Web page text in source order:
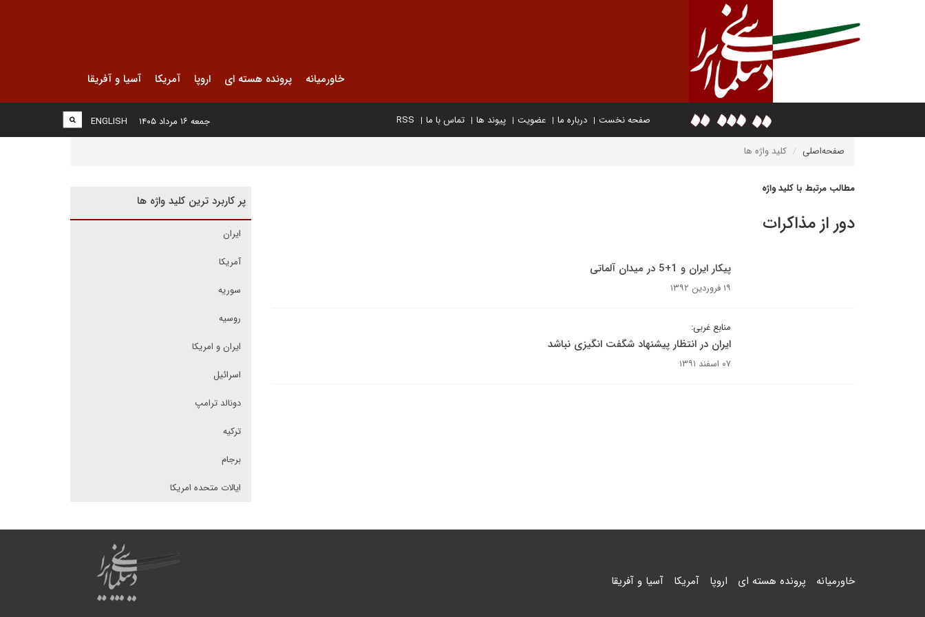
خاورمیانه پرونده هسته ای اروپا آمریکا آسیا و آفریقا
صفحه نخست درباره ما عضویت پیوند ها تماس با ما RSS
ENGLISH جمعه ۱۶ مرداد ۱۴۰۵
صفحه‌اصلی کلید واژه ها
مطالب مرتبط با کلید واژه
دور از مذاکرات
پیکار ایران و 1+5 در میدان آلماتی
۱۹ فروردین ۱۳۹۲
منابع غربی:
ایران در انتظار پیشنهاد شگفت انگیزی نباشد
۰۷ اسفند ۱۳۹۱
پر کاربرد ترین کلید واژه ها
ایران
آمریکا
سوریه
روسیه
ایران و امریکا
اسرائیل
دونالد ترامپ
ترکیه
برجام
ایالات متحده امریکا
خاورمیانه پرونده هسته ای اروپا آمریکا آسیا و آفریقا